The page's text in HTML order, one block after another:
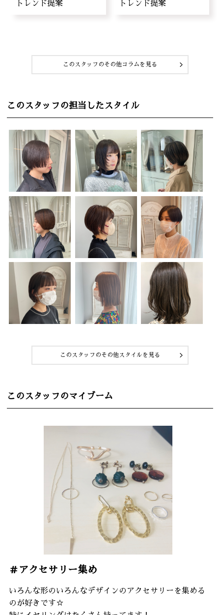
トレンド提案 トレンド提案
このスタッフのその他コラムを見る
このスタッフの担当したスタイル
このスタッフのその他スタイルを見る
このスタッフのマイブーム
＃アクセサリー集め
いろんな形のいろんなデザインのアクセサリーを集める
のが好きです☆